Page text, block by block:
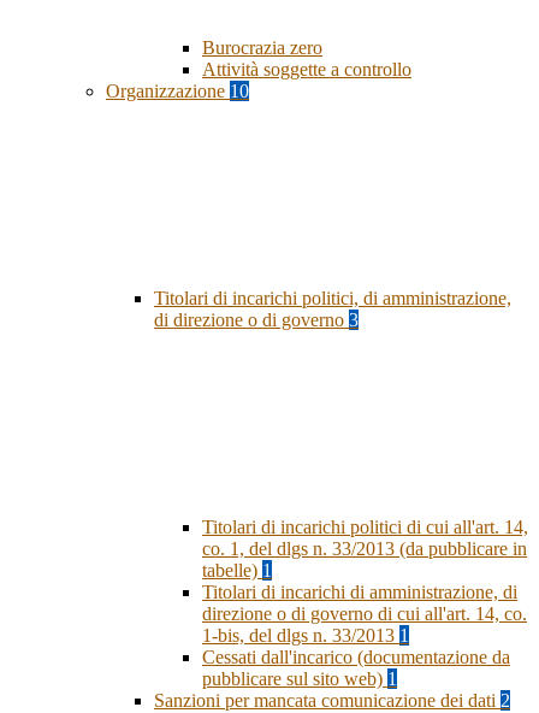
Burocrazia zero
Attività soggette a controllo
Organizzazione 10
Titolari di incarichi politici, di amministrazione,
di direzione o di governo 3
Titolari di incarichi politici di cui all'art. 14,
co. 1, del dlgs n. 33/2013 (da pubblicare in
tabelle) 1
Titolari di incarichi di amministrazione, di
direzione o di governo di cui all'art. 14, co.
1-bis, del dlgs n. 33/2013 1
Cessati dall'incarico (documentazione da
pubblicare sul sito web) 1
Sanzioni per mancata comunicazione dei dati 2